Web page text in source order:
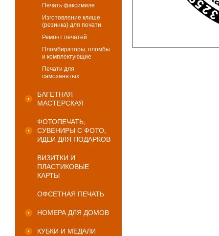
Печать факсимиле
Изготовление клише
(резинка) для печати
Ремонт печатей
Пломбираторы, пломбы
и комплектующие
Печати для
самозанятых
БАГЕТНАЯ
МАСТЕРСКАЯ
ФОТОПЕЧАТЬ,
СУВЕНИРЫ С ФОТО,
ИДЕИ ДЛЯ ПОДАРКОВ
ВИЗИТКИ И
ПЛАСТИКОВЫЕ
КАРТЫ
ОФСЕТНАЯ ПЕЧАТЬ
НОМЕРА ДЛЯ ДОМОВ
КУБКИ И МЕДАЛИ